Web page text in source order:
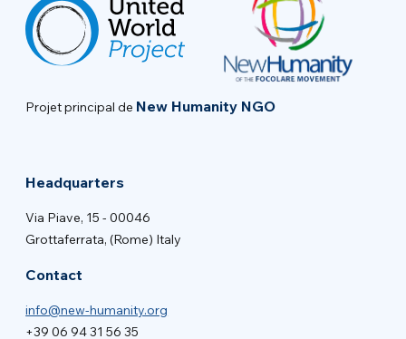
Projet principal de New Humanity NGO
Headquarters
Via Piave, 15 - 00046
Grottaferrata, (Rome) Italy
Contact
info@new-humanity.org
+39 06 94 31 56 35